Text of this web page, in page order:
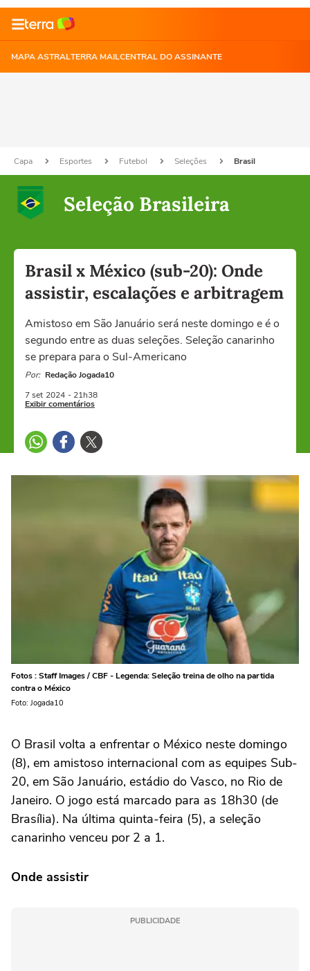
MAPA ASTRALTERRA MAILCENTRAL DO ASSINANTE
Capa Esportes Futebol Seleções Brasil
Seleção Brasileira
Brasil x México (sub-20): Onde
assistir, escalações e arbitragem
Amistoso em São Januário será neste domingo e é o
segundo entre as duas seleções. Seleção canarinho
se prepara para o Sul-Americano
Por: Redação Jogada10
7 set 2024 - 21h38
Exibir comentários
Fotos : Staff Images / CBF - Legenda: Seleção treina de olho na partida
contra o México
Foto: Jogada10
O Brasil volta a enfrentar o México neste domingo
(8), em amistoso internacional com as equipes Sub-
20, em São Januário, estádio do Vasco, no Rio de
Janeiro. O jogo está marcado para as 18h30 (de
Brasília). Na última quinta-feira (5), a seleção
canarinho venceu por 2 a 1.
Onde assistir
PUBLICIDADE